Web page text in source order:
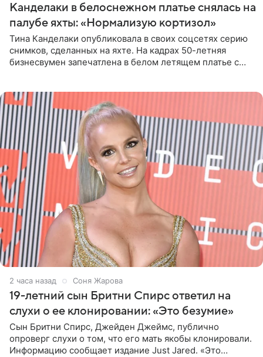
Канделаки в белоснежном платье снялась на
палубе яхты: «Нормализую кортизол»
Тина Канделаки опубликовала в своих соцсетях серию
снимков, сделанных на яхте. На кадрах 50-летняя
бизнесвумен запечатлена в белом летящем платье с
2 часа назад Соня Жарова
19-летний сын Бритни Спирс ответил на
слухи о ее клонировании: «Это безумие»
Сын Бритни Спирс, Джейден Джеймс, публично
опроверг слухи о том, что его мать якобы клонировали.
Информацию сообщает издание Just Jared. «Это